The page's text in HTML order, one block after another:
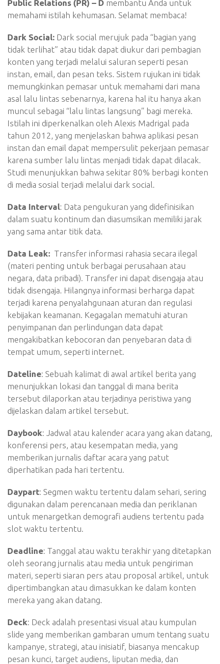
Public Relations (PR) – D membantu Anda untuk
memahami istilah kehumasan. Selamat membaca!
Dark Social: Dark social merujuk pada “bagian yang
tidak terlihat” atau tidak dapat diukur dari pembagian
konten yang terjadi melalui saluran seperti pesan
instan, email, dan pesan teks. Sistem rujukan ini tidak
memungkinkan pemasar untuk memahami dari mana
asal lalu lintas sebenarnya, karena hal itu hanya akan
muncul sebagai “lalu lintas langsung” bagi mereka.
Istilah ini diperkenalkan oleh Alexis Madrigal pada
tahun 2012, yang menjelaskan bahwa aplikasi pesan
instan dan email dapat mempersulit pekerjaan pemasar
karena sumber lalu lintas menjadi tidak dapat dilacak.
Studi menunjukkan bahwa sekitar 80% berbagi konten
di media sosial terjadi melalui dark social.
Data Interval: Data pengukuran yang didefinisikan
dalam suatu kontinum dan diasumsikan memiliki jarak
yang sama antar titik data.
Data Leak: Transfer informasi rahasia secara ilegal
(materi penting untuk berbagai perusahaan atau
negara, data pribadi). Transfer ini dapat disengaja atau
tidak disengaja. Hilangnya informasi berharga dapat
terjadi karena penyalahgunaan aturan dan regulasi
kebijakan keamanan. Kegagalan mematuhi aturan
penyimpanan dan perlindungan data dapat
mengakibatkan kebocoran dan penyebaran data di
tempat umum, seperti internet.
Dateline: Sebuah kalimat di awal artikel berita yang
menunjukkan lokasi dan tanggal di mana berita
tersebut dilaporkan atau terjadinya peristiwa yang
dijelaskan dalam artikel tersebut.
Daybook: Jadwal atau kalender acara yang akan datang,
konferensi pers, atau kesempatan media, yang
memberikan jurnalis daftar acara yang patut
diperhatikan pada hari tertentu.
Daypart: Segmen waktu tertentu dalam sehari, sering
digunakan dalam perencanaan media dan periklanan
untuk menargetkan demografi audiens tertentu pada
slot waktu tertentu.
Deadline: Tanggal atau waktu terakhir yang ditetapkan
oleh seorang jurnalis atau media untuk pengiriman
materi, seperti siaran pers atau proposal artikel, untuk
dipertimbangkan atau dimasukkan ke dalam konten
mereka yang akan datang.
Deck: Deck adalah presentasi visual atau kumpulan
slide yang memberikan gambaran umum tentang suatu
kampanye, strategi, atau inisiatif, biasanya mencakup
pesan kunci, target audiens, liputan media, dan